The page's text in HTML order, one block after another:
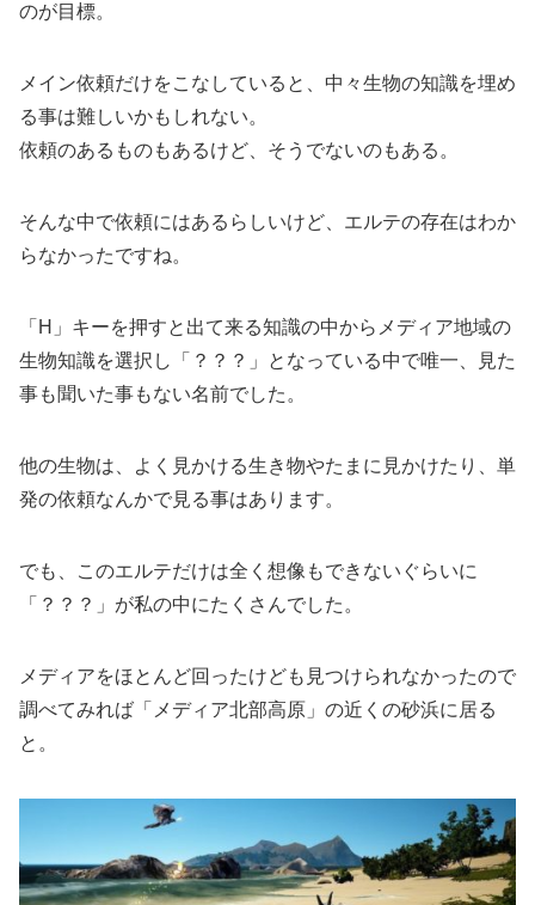
のが目標。
メイン依頼だけをこなしていると、中々生物の知識を埋め
る事は難しいかもしれない。
依頼のあるものもあるけど、そうでないのもある。
そんな中で依頼にはあるらしいけど、エルテの存在はわか
らなかったですね。
「H」キーを押すと出て来る知識の中からメディア地域の
生物知識を選択し「？？？」となっている中で唯一、見た
事も聞いた事もない名前でした。
他の生物は、よく見かける生き物やたまに見かけたり、単
発の依頼なんかで見る事はあります。
でも、このエルテだけは全く想像もできないぐらいに
「？？？」が私の中にたくさんでした。
メディアをほとんど回ったけども見つけられなかったので
調べてみれば「メディア北部高原」の近くの砂浜に居る
と。